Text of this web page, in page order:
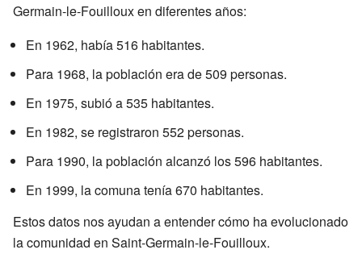
Germain-le-Fouilloux en diferentes años:
En 1962, había 516 habitantes.
Para 1968, la población era de 509 personas.
En 1975, subió a 535 habitantes.
En 1982, se registraron 552 personas.
Para 1990, la población alcanzó los 596 habitantes.
En 1999, la comuna tenía 670 habitantes.
Estos datos nos ayudan a entender cómo ha evolucionado
la comunidad en Saint-Germain-le-Fouilloux.